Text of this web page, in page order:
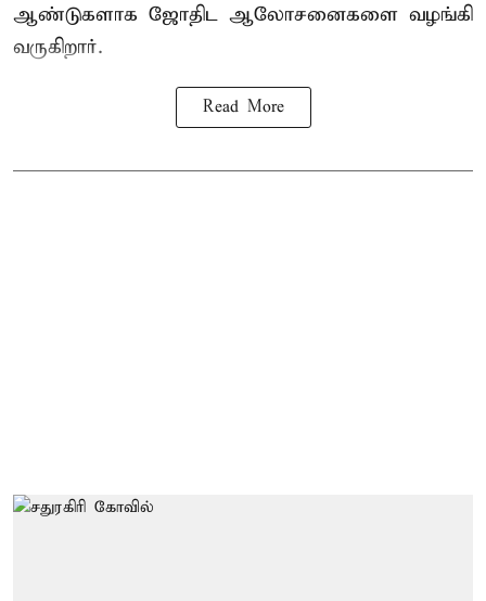
ஆண்டுகளாக ஜோதிட ஆலோசனைகளை வழங்கி
வருகிறார்.
Read More